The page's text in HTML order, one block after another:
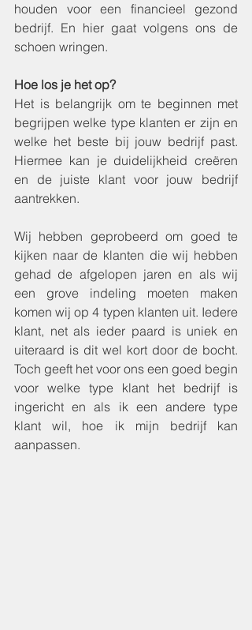
houden voor een financieel gezond
bedrijf. En hier gaat volgens ons de
schoen wringen.
Hoe los je het op?
Het is belangrijk om te beginnen met
begrijpen welke type klanten er zijn en
welke het beste bij jouw bedrijf past.
Hiermee kan je duidelijkheid creëren
en de juiste klant voor jouw bedrijf
aantrekken.
Wij hebben geprobeerd om goed te
kijken naar de klanten die wij hebben
gehad de afgelopen jaren en als wij
een grove indeling moeten maken
komen wij op 4 typen klanten uit. Iedere
klant, net als ieder paard is uniek en
uiteraard is dit wel kort door de bocht.
Toch geeft het voor ons een goed begin
voor welke type klant het bedrijf is
ingericht en als ik een andere type
klant wil, hoe ik mijn bedrijf kan
aanpassen.